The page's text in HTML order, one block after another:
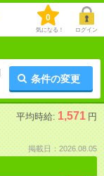
0
気になる！ ログイン
条件の変更
平均時給: 1,571 円
掲載日：2026.08.05